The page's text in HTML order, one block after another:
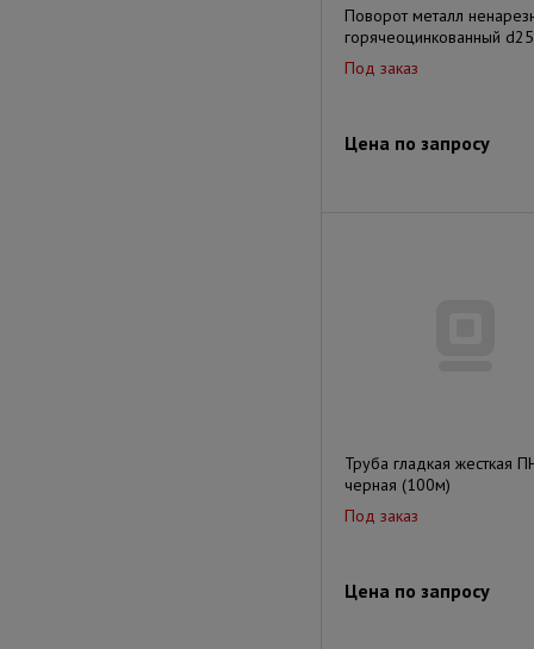
Поворот металл
горячеоцинкованный
Под заказ
Цена по запросу
Труба гладкая жесткая
черная (100м)
Под заказ
Цена по запросу